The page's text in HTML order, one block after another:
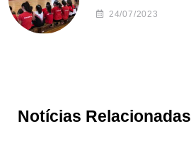
24/07/2023
Notícias Relacionadas